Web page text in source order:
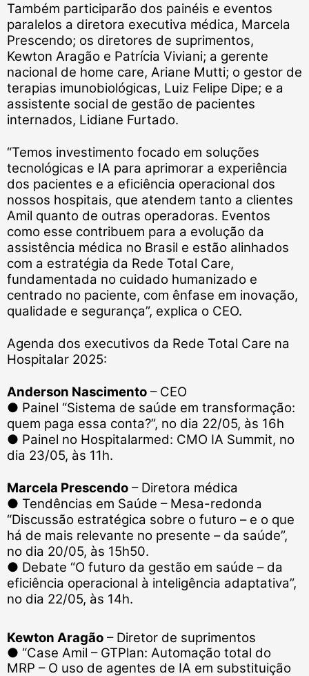
Também participarão dos painéis e eventos
paralelos a diretora executiva médica, Marcela
Prescendo; os diretores de suprimentos,
Kewton Aragão e Patrícia Viviani; a gerente
nacional de home care, Ariane Mutti; o gestor de
terapias imunobiológicas, Luiz Felipe Dipe; e a
assistente social de gestão de pacientes
internados, Lidiane Furtado.
“Temos investimento focado em soluções
tecnológicas e IA para aprimorar a experiência
dos pacientes e a eficiência operacional dos
nossos hospitais, que atendem tanto a clientes
Amil quanto de outras operadoras. Eventos
como esse contribuem para a evolução da
assistência médica no Brasil e estão alinhados
com a estratégia da Rede Total Care,
fundamentada no cuidado humanizado e
centrado no paciente, com ênfase em inovação,
qualidade e segurança”, explica o CEO.
Agenda dos executivos da Rede Total Care na
Hospitalar 2025:
Anderson Nascimento – CEO
● Painel “Sistema de saúde em transformação:
quem paga essa conta?”, no dia 22/05, às 16h
● Painel no Hospitalarmed: CMO IA Summit, no
dia 23/05, às 11h.
Marcela Prescendo – Diretora médica
● Tendências em Saúde – Mesa-redonda
“Discussão estratégica sobre o futuro – e o que
há de mais relevante no presente – da saúde”,
no dia 20/05, às 15h50.
● Debate “O futuro da gestão em saúde – da
eficiência operacional à inteligência adaptativa”,
no dia 22/05, às 14h.
Kewton Aragão – Diretor de suprimentos
● “Case Amil – GTPlan: Automação total do
MRP – O uso de agentes de IA em substituição